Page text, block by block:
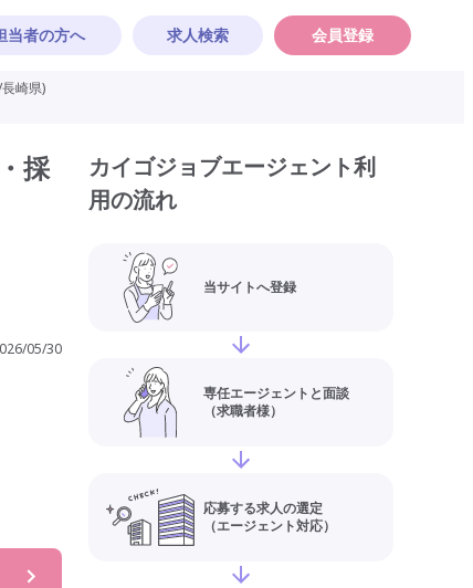
当者の方へ 求人検索 会員登録
崎県)
採
05/30
カイゴジョブエージェント利
用の流れ
当サイトへ登録
専任エージェントと面談
（求職者様）
応募する求人の選定
（エージェント対応）